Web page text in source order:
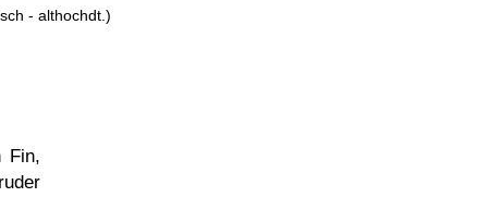
- althochdt.)
Fin,